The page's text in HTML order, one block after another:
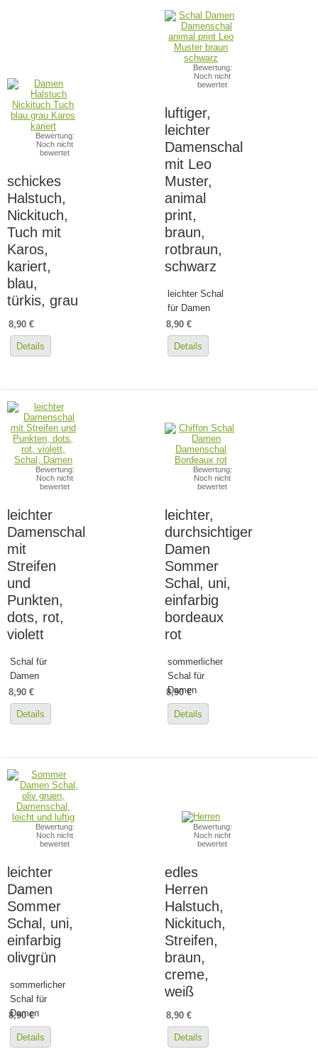
Bewertung:
Noch nicht
bewertet
schickes
Halstuch,
Nickituch,
Tuch mit
Karos,
kariert,
blau,
türkis, grau
8,90 €
Details
Bewertung:
Noch nicht
bewertet
luftiger,
leichter
Damenschal
mit Leo
Muster,
animal
print,
braun,
rotbraun,
schwarz
leichter Schal
für Damen
8,90 €
Details
Bewertung:
Noch nicht
bewertet
leichter
Damenschal
mit
Streifen
und
Punkten,
dots, rot,
violett
Schal für
Damen
8,90 €
Details
Bewertung:
Noch nicht
bewertet
leichter,
durchsichtiger
Damen
Sommer
Schal, uni,
einfarbig
bordeaux
rot
sommerlicher
Schal für
Damen
8,90 €
Details
Bewertung:
Noch nicht
bewertet
leichter
Damen
Sommer
Schal, uni,
einfarbig
olivgrün
sommerlicher
Schal für
Damen
8,90 €
Details
Bewertung:
Noch nicht
bewertet
edles
Herren
Halstuch,
Nickituch,
Streifen,
braun,
creme,
weiß
8,90 €
Details